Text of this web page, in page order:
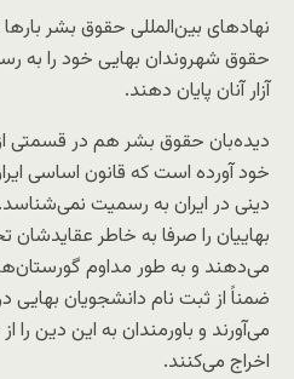
نهادهای بین‌المللی حقوق بشر بارها
حقوق شهروندان بهایی خود را به
آزار آنان پایان دهند.
خود آورده است که قانون اساسی
دینی در ایران به رسمیت
بهاییان را صرفا به خاطر عقایدشان
می‌دهند و به طور مداوم
ضمناً از ثبت نام دانشجویان
می‌آورند و باورمندان به این دین را
اخراج می‌کنند.